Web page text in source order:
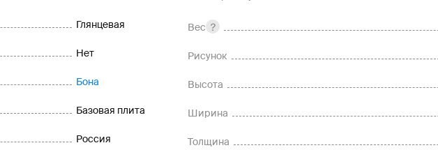
Глянцевая
Нет
Бона
Базовая плита
Россия
Вес
Рисунок
Высота
Ширина
Толщина